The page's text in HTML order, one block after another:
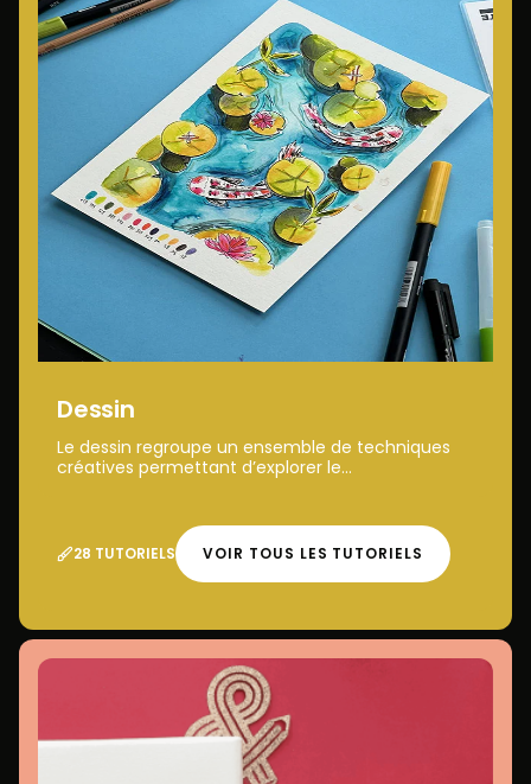
Dessin
Le dessin regroupe un ensemble de techniques
créatives permettant d’explorer le...
28 TUTORIELS VOIR TOUS LES TUTORIELS